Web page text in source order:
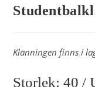
Klänningen finns i
Storlek: 40 /